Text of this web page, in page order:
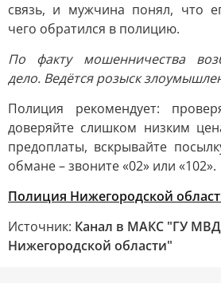
связь, и мужчина понял, что
чего обратился в полицию.
По факту мошенничества
дело. Ведётся розыск
Полиция рекомендует:
доверяйте слишком низким
предоплаты, вскрывайте
обмане – звоните «02» или «102».
Полиция Нижегородской
Источник: Канал в МАКС "ГУ
Нижегородской области"